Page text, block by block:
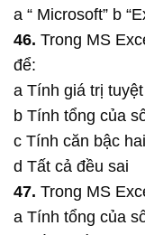
a “ Microsoft” b
46. Trong MS
để:
a Tính giá trị
b Tính tổng của
c Tính căn bậc
d Tất cả đều sai
47. Trong MS
a Tính tổng của